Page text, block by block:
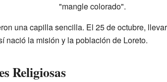
"mangle colorado".
una capilla sencilla. El 25 de octubre,
nació la misión y la población de Loreto.
Religiosas